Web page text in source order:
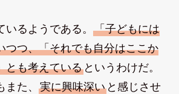
るようである。 「子どもには
つつ、「それでも自分はここか
とも考えているというわけだ。
た、 実に興味深いと感じさせ